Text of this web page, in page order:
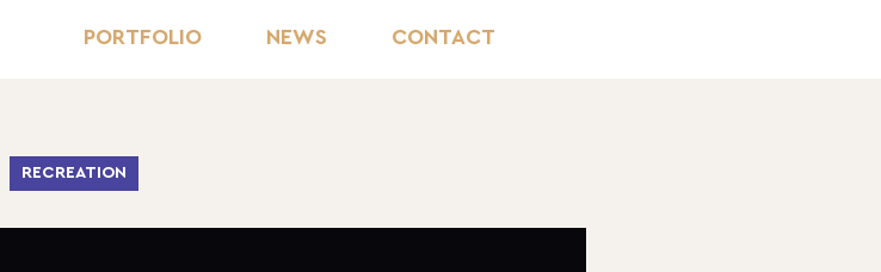
PORTFOLIO NEWS CONTACT
RECREATION